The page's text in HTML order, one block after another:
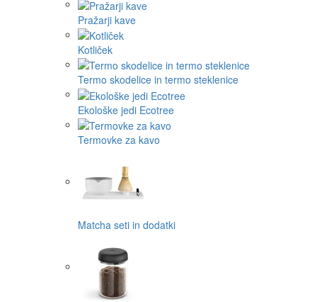
Pražarji kave
Kotliček
Termo skodelice in termo steklenice
Ekološke jedi Ecotree
Termovke za kavo
Matcha seti in dodatki